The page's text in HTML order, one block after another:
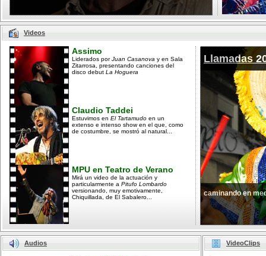
Videos
Assimo
Liderados porJuan Casanova y en Sala
Zitarrosa, presentando canciones del
disco debut La Hoguera
Claudio Taddei
Estuvimos en El Tartamudo en un
extenso e intenso show en el que, como
de costumbre, se mostró al natural...
MPU en Teatro de Verano
Mirá un video de la actuación y
particularmente a Pitufo Lombardo
versionando, muy emotivamente,
Chiquillada, de El Sabalero...
Llamadas
caminando en
Audios VideoClips